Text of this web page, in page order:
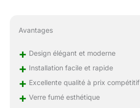
Avantages
+ Design élégant et moderne
+ Installation facile et rapide
+ Excellente qualité à prix compétitif
+ Verre fumé esthétique